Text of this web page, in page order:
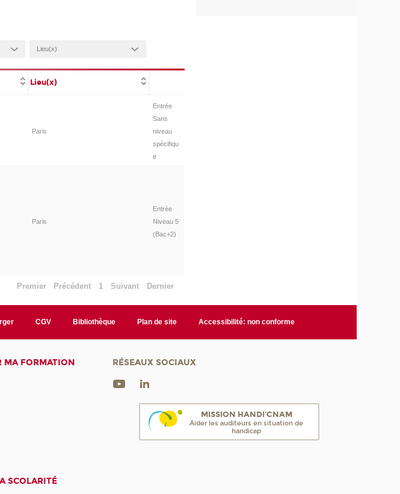
Lieu(x)
Paris
Entrée
Sans
niveau
spécifiqu
e
Paris
Entrée
Niveau 5
(Bac+2)
Premier Précédent 1 Suivant Dernier
CGV Bibliothèque Plan de site Accessibilité: non conforme
MA FORMATION
SCOLARITÉ
RÉSEAUX SOCIAUX
MISSION HANDI'CNAM
Aider les auditeurs en situation de
handicap